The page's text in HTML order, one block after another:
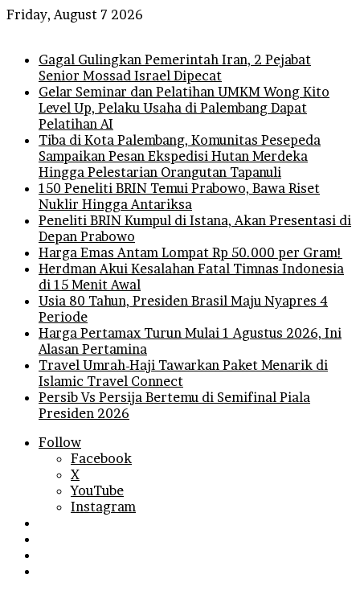
Friday, August 7 2026
Gagal Gulingkan Pemerintah Iran, 2 Pejabat
Senior Mossad Israel Dipecat
Gelar Seminar dan Pelatihan UMKM Wong Kito
Level Up, Pelaku Usaha di Palembang Dapat
Pelatihan AI
Tiba di Kota Palembang, Komunitas Pesepeda
Sampaikan Pesan Ekspedisi Hutan Merdeka
Hingga Pelestarian Orangutan Tapanuli
150 Peneliti BRIN Temui Prabowo, Bawa Riset
Nuklir Hingga Antariksa
Peneliti BRIN Kumpul di Istana, Akan Presentasi di
Depan Prabowo
Harga Emas Antam Lompat Rp 50.000 per Gram!
Herdman Akui Kesalahan Fatal Timnas Indonesia
di 15 Menit Awal
Usia 80 Tahun, Presiden Brasil Maju Nyapres 4
Periode
Harga Pertamax Turun Mulai 1 Agustus 2026, Ini
Alasan Pertamina
Travel Umrah-Haji Tawarkan Paket Menarik di
Islamic Travel Connect
Persib Vs Persija Bertemu di Semifinal Piala
Presiden 2026
Follow
Facebook
X
YouTube
Instagram